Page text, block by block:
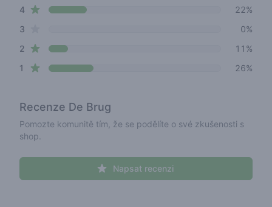
4star reviews
22%
3
0%
2 star reviews
11%
1 star reviews 26%
Recenze De Brug
Pomozte komunitě tím, že se podělíte o své zkušenosti s
shop.
Napsat recenzi